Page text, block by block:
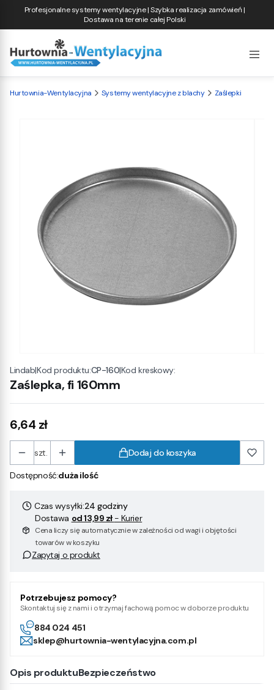
Profesjonalne systemy wentylacyjne | Szybka realizacja zamówień |
Dostawa na terenie całej Polski
Hurtownia-Wentylacyjna Systemy wentylacyjne z blachy Zaślepki
Lindab|Kod produktu:CP-160|Kod kreskowy:
Zaślepka, fi 160mm
Cena
6,64 zł
szt. Dodaj do koszyka
Dostępność:duża ilość
Czas wysyłki:24 godziny
Dostawa od 13,99 zł - Kurier
Cena liczy się automatycznie w zależności od wagi i objętości
towarów w koszyku
Zapytaj o produkt
Potrzebujesz pomocy?
Skontaktuj się z nami i otrzymaj fachową pomoc w doborze produktu
884 024 451
sklep@hurtownia-wentylacyjna.com.pl
Opis produktuBezpieczeństwo